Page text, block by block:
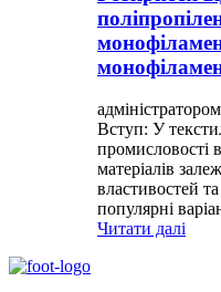
Вступ: У
промисловості
матеріалів
властивостей
популярні
Читати далі